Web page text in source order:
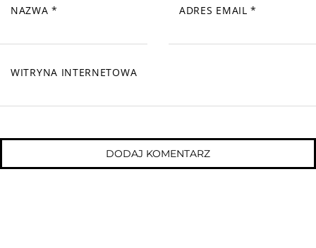
NAZWA* ADRES EMAIL*
WITRYNA INTERNETOWA